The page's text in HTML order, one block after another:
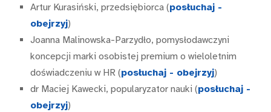
Artur Kurasiński, przedsiębiorca (posłuchaj -
obejrzyj)
Joanna Malinowska-Parzydło, pomysłodawczyni
koncepcji marki osobistej premium o wieloletnim
doświadczeniu w HR (posłuchaj - obejrzyj)
dr Maciej Kawecki, popularyzator nauki (posłuchaj -
obejrzyj)